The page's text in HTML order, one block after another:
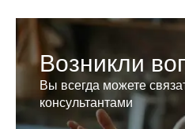
Возникли
Вы всегда можете
консультантами